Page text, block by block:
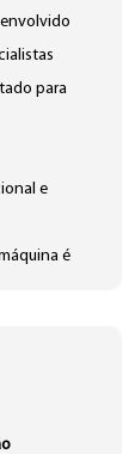
para
e
é